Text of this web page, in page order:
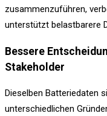
zusammenzuführen,
unterstützt belastbarere
Bessere
Stakeholder
Dieselben Batteriedaten
unterschiedlichen